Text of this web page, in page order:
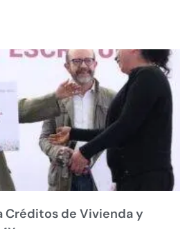
Créditos de Vivienda y